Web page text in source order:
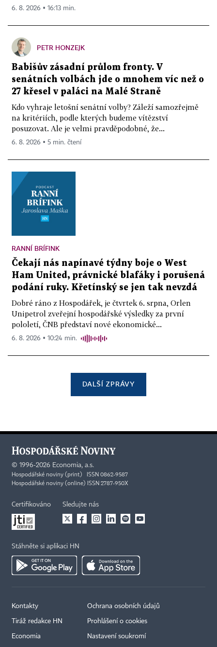
6. 8. 2026 ▪ 16:13 min.
PETR HONZEJK
Babišův zásadní průlom fronty. V
senátních volbách jde o mnohem víc než o
27 křesel v paláci na Malé Straně
Kdo vyhraje letošní senátní volby? Záleží samozřejmě
na kritériích, podle kterých budeme vítězství
posuzovat. Ale je velmi pravděpodobné, že...
6. 8. 2026 ▪ 5 min. čtení
RANNÍ BRÍFINK
Čekají nás napínavé týdny boje o West
Ham United, právnické blafáky i porušená
podání ruky. Křetínský se jen tak nevzdá
Dobré ráno z Hospodářek, je čtvrtek 6. srpna, Orlen
Unipetrol zveřejní hospodářské výsledky za první
pololetí, ČNB představí nové ekonomické...
6. 8. 2026 ▪ 10:24 min.
DALŠÍ ZPRÁVY
© 1996-2026 Economia, a.s.
Hospodářské noviny (print) ISSN 0862-9587
Hospodářské noviny (online) ISSN 2787-950X
Certifikováno Sledujte nás
Stáhněte si aplikaci HN
Kontakty
Tiráž redakce HN
Economia
Ochrana osobních údajů
Prohlášení o cookies
Nastavení soukromí